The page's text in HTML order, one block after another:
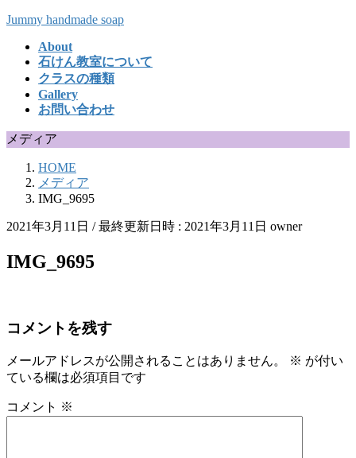
コ
キ
ナ
に
Jummy handmade soap
About
石けん教室について
クラスの種類
Gallery
お問い合わせ
メディア
HOME
メディア
IMG_9695
2021年3月11日 / 最終更新日時 : 2021年3月11日 owner
IMG_9695
コメントを残す
メールアドレスが公開されることはありません。 ※ が付い
ている欄は必須項目です
コメント ※